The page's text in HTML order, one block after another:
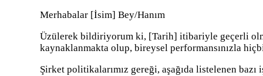
Merhabalar [İsim] Bey/Hanım
Üzülerek bildiriyorum ki, [Tarih] itibariyle geçerli
kaynaklanmakta olup, bireysel performansınızla
Şirket politikalarımız gereği, aşağıda listelenen bazı